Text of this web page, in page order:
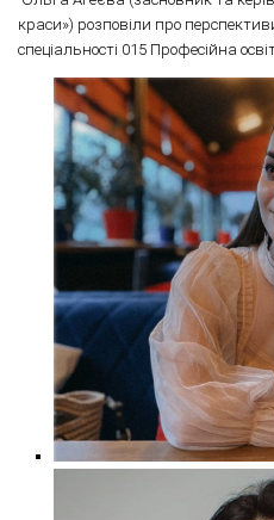
краси») розповіли про
спеціальності 015 Професійна